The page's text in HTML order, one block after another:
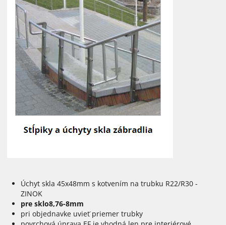
Úchyt skla 45x48mm s kotvením na trubku R22/R30 -
ZINOK
pre sklo8,76-8mm
pri objednavke uvieť priemer trubky